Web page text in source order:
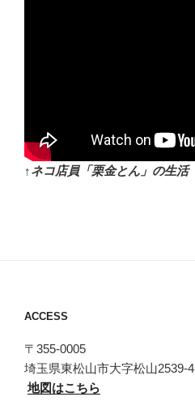
↑ネコ店員「栗金とん」の生活
ACCESS
〒355-0005
埼玉県東松山市大字松山2539-4
地図はこちら